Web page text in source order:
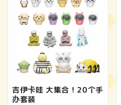
吉伊卡哇 大集合！20个手
办套装